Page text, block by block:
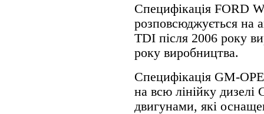
Специфікація FORD
розповсюджується на
TDI після 2006 року
року виробництва.
Специфікація GM-
на всю лінійку
двигунами, які